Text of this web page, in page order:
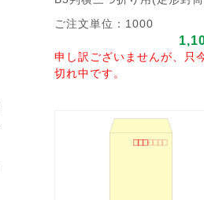
ご注文単位：1000
申し訳ございませんが、只
切れ中です。